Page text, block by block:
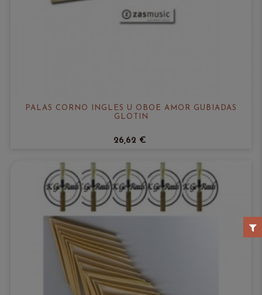
PALAS CORNO INGLÉS U OBOE AMOR GUBIADAS
GLOTIN
26,62 €